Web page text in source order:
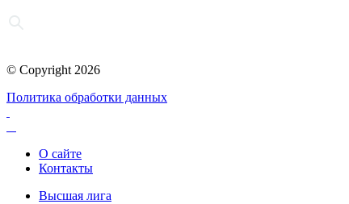
© Copyright 2026
Политика обработки данных
О сайте
Контакты
Высшая лига